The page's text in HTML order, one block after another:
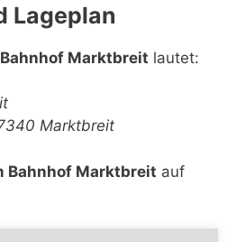
Lageplan
Marktbreit lautet:
Marktbreit
Bahnhof Marktbreit auf